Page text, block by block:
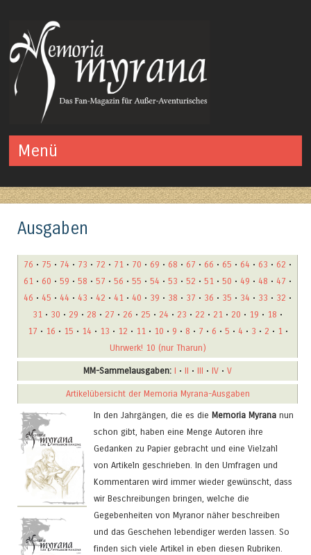
Menü
Ausgaben
76 • 75 • 74 • 73 • 72 • 71 • 70 • 69 • 68 • 67 • 66 • 65 • 64 • 63 • 62 •
61 • 60 • 59 • 58 • 57 • 56 • 55 • 54 • 53 • 52 • 51 • 50 • 49 • 48 • 47 •
46 • 45 • 44 • 43 • 42 • 41 • 40 • 39 • 38 • 37 • 36 • 35 • 34 • 33 • 32 •
31 • 30 • 29 • 28 • 27 • 26 • 25 • 24 • 23 • 22 • 21 • 20 • 19 • 18 •
17 • 16 • 15 • 14 • 13 • 12 • 11• 10 • 9 • 8 • 7 • 6 • 5 • 4 • 3 • 2 • 1•
Uhrwerk! 10 (nur Tharun)
MM-Sammelausgaben: I • II • III • IV • V
Artikelübersicht der Memoria Myrana-Ausgaben
In den Jahrgängen, die es die Memoria Myrana nun
schon gibt, haben eine Menge Autoren ihre
Gedanken zu Papier gebracht und eine Vielzahl
von Artikeln geschrieben. In den Umfragen und
Kommentaren wird immer wieder gewünscht, dass
wir Beschreibungen bringen, welche die
Gegebenheiten von Myranor näher beschreiben
und das Geschehen lebendiger werden lassen. So
finden sich viele Artikel in eben diesen Rubriken.